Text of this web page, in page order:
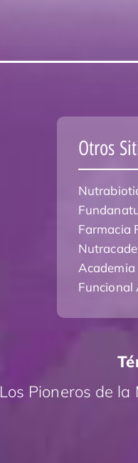
Otros
Farmacia
Academia
Funcional
Los Pioneros de